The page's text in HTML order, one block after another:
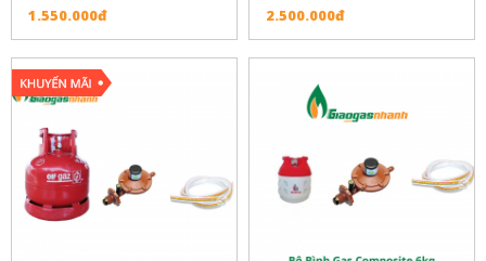
1.550.000đ 2.500.000đ